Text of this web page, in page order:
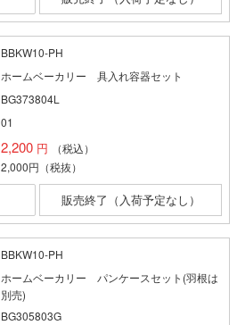
BBKW10-PH
ホームベーカリー 具入れ容器セット
BG373804L
01
2,200
（税込）
2,000円 （税抜）
販売終了（入荷予定なし）
BBKW10-PH
ホームベーカリー パンケースセット(羽根は
別売)
BG305803G